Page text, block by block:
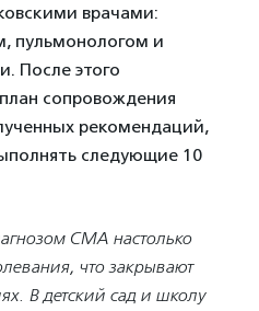
врачами:
пульмонологом и
После этого
сопровождения
рекомендаций,
следующие 10
СМА настолько
что закрывают
В детский сад и школу